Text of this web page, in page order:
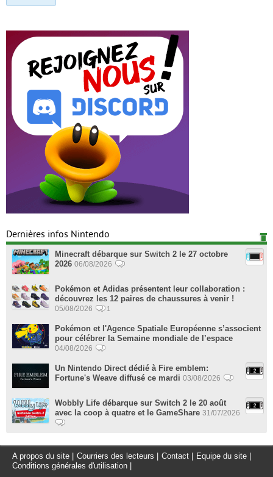
Dernières infos Nintendo
Minecraft débarque sur Switch 2 le 27 octobre
2026 06/08/2026
Pokémon et Adidas présentent leur collaboration :
découvrez les 12 paires de chaussures à venir !
05/08/2026 1
Pokémon et l'Agence Spatiale Européenne s’associent
pour célébrer la Semaine mondiale de l’espace
04/08/2026
Un Nintendo Direct dédié à Fire emblem:
Fortune's Weave diffusé ce mardi 03/08/2026
Wobbly Life débarque sur Switch 2 le 20 août
avec la coop à quatre et le GameShare 31/07/2026
A propos du site | Courriers des lecteurs | Contact | Equipe du site |
Conditions générales d'utilisation |